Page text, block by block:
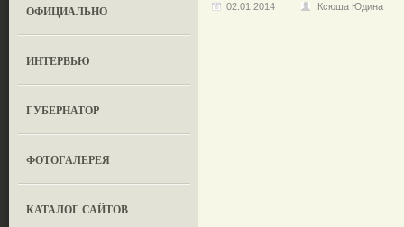
ОФИЦИАЛЬНО
ИНТЕРВЬЮ
ГУБЕРНАТОР
ФОТОГАЛЕРЕЯ
КАТАЛОГ САЙТОВ
02.01.2014 Ксюша Юдина